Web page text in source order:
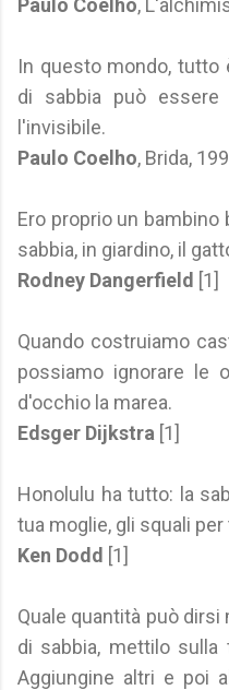
Paulo Coelho,
In questo mondo, tutto
di sabbia può essere
l'invisibile.
Paulo Coelho, Brida,
Ero proprio un bambino
sabbia, in giardino, il
Rodney Dangerfield [1]
Quando costruiamo
possiamo ignorare le
d'occhio la marea.
Edsger Dijkstra [1]
Honolulu ha tutto: la
tua moglie, gli squali
Ken Dodd [1]
Quale quantità può
di sabbia, mettilo sulla
Aggiungine altri e poi